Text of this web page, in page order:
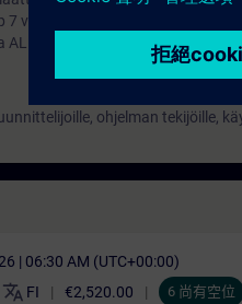
7 v5.x
:N / ECCN: N
ohjelman tekijöille,
| 06:30 AM (UTC+00:00)
translate FI €2,520.00 6 尚有空位